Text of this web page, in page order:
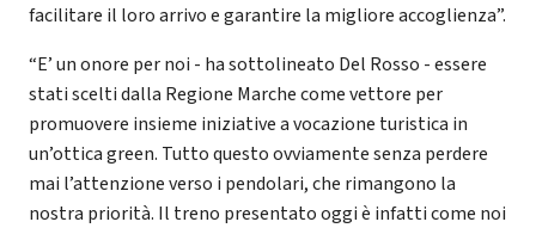
facilitare il loro arrivo e garantire la migliore accoglienza”.
“E’ un onore per noi - ha sottolineato Del Rosso - essere
stati scelti dalla Regione Marche come vettore per
promuovere insieme iniziative a vocazione turistica in
un’ottica green. Tutto questo ovviamente senza perdere
mai l’attenzione verso i pendolari, che rimangono la
nostra priorità. Il treno presentato oggi è infatti come noi